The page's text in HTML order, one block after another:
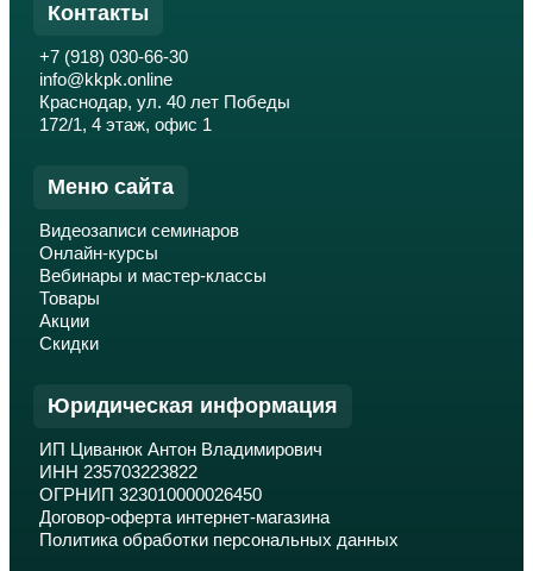
Контакты
+7 (918) 030-66-30
info@kkpk.online
Краснодар, ул. 40 лет Победы
172/1, 4 этаж, офис 1
Меню сайта
Видеозаписи семинаров
Онлайн-курсы
Вебинары и мастер-классы
Товары
Акции
Скидки
Юридическая информация
ИП Циванюк Антон Владимирович
ИНН 235703223822
ОГРНИП 323010000026450
Договор-оферта интернет-магазина
Политика обработки персональных данных